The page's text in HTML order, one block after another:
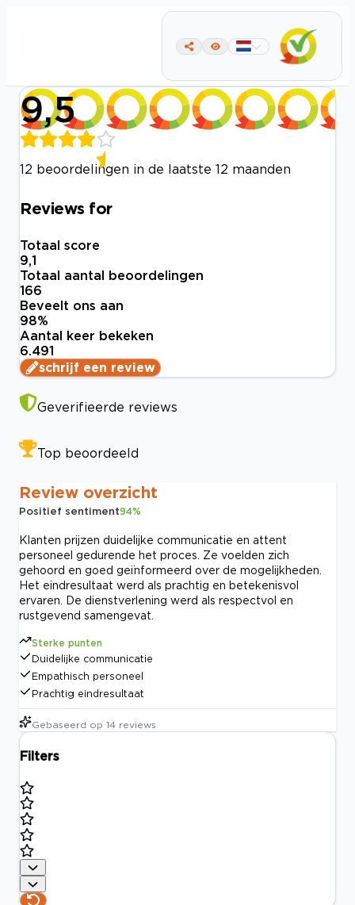
9,5
12 beoordelingen in de laatste 12 maanden
Reviews for
Totaal score
9,1
Totaal aantal beoordelingen
166
Beveelt ons aan
98%
Aantal keer bekeken
6.491
schrijf een review
Geverifieerde reviews
Top beoordeeld
Review overzicht
Positief sentiment94%
Klanten prijzen duidelijke communicatie en attent
personeel gedurende het proces. Ze voelden zich
gehoord en goed geïnformeerd over de mogelijkheden.
Het eindresultaat werd als prachtig en betekenisvol
ervaren. De dienstverlening werd als respectvol en
rustgevend samengevat.
Sterke punten
Duidelijke communicatie
Empathisch personeel
Prachtig eindresultaat
Gebaseerd op 14 reviews
Filters